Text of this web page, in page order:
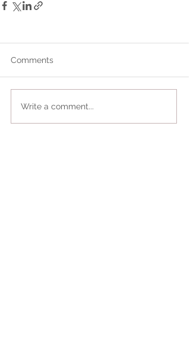
Comments
Write a comment...